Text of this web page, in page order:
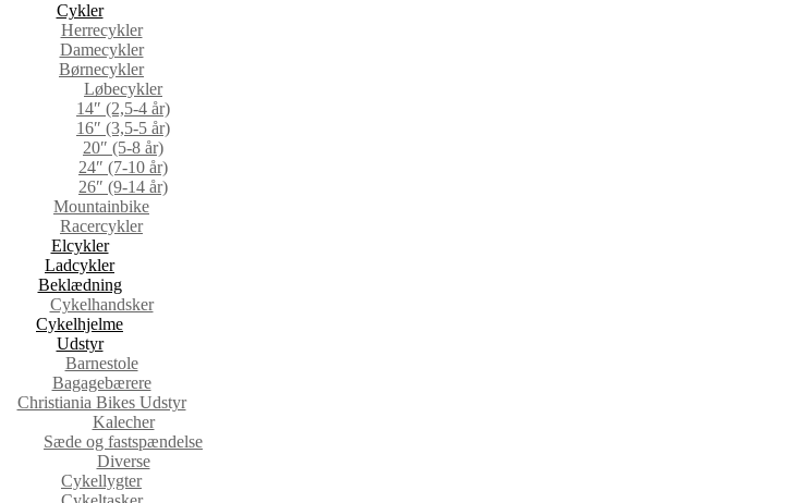
Cykler
Herrecykler
Damecykler
Børnecykler
Løbecykler
14″ (2,5-4 år)
16″ (3,5-5 år)
20″ (5-8 år)
24″ (7-10 år)
26″ (9-14 år)
Mountainbike
Racercykler
Elcykler
Ladcykler
Beklædning
Cykelhandsker
Cykelhjelme
Udstyr
Barnestole
Bagagebærere
Christiania Bikes Udstyr
Kalecher
Sæde og fastspændelse
Diverse
Cykellygter